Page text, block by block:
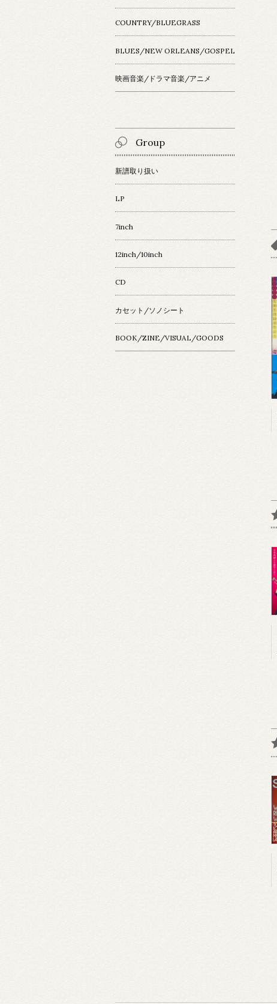
COUNTRY/BLUEGRASS
BLUES/NEW ORLEANS/GOSPEL
映画音楽/ドラマ音楽/アニメ
Group
新譜取り扱い
LP
7inch
12inch/10inch
CD
カセット/ソノシート
BOOK/ZINE/VISUAL/GOODS